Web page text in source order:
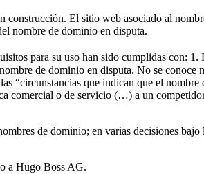
El sitio web asociado al
nombre de dominio en disputa.
para su uso han sido cumplidas con:
de dominio en disputa. No se
“circunstancias que indican que el
comercial o de servicio (…) a un
de dominio; en varias decisiones
a Hugo Boss AG.